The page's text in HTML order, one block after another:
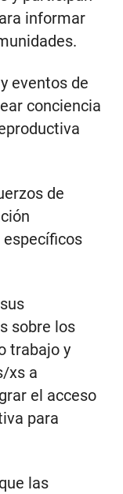
informar
eventos de
conciencia
de
sobre los
trabajo y
xs a
el acceso
para
las